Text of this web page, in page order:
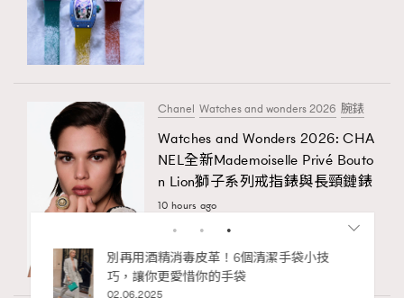
Chanel Watches and wonders 2026 腕錶
Watches and Wonders 2026: CHA
NEL全新Mademoiselle Privé Bouto
n Lion獅子系列戒指錶與長頸鏈錶
10 hours ago
別再用酒精消毒皮革！6個清潔手袋小技
巧，讓你更愛惜你的手袋
02.06.2025